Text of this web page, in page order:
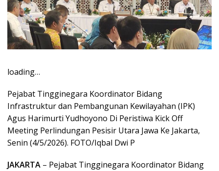
loading…
Pejabat Tingginegara Koordinator Bidang
Infrastruktur dan Pembangunan Kewilayahan (IPK)
Agus Harimurti Yudhoyono Di Peristiwa Kick Off
Meeting Perlindungan Pesisir Utara Jawa Ke Jakarta,
Senin (4/5/2026). FOTO/Iqbal Dwi P
JAKARTA – Pejabat Tingginegara Koordinator Bidang